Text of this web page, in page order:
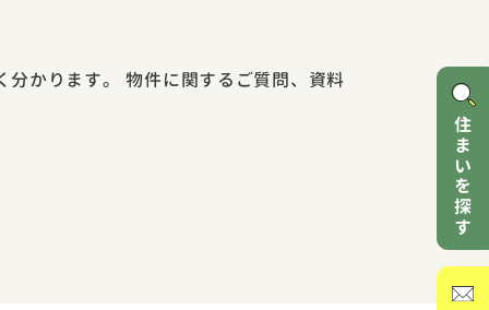
かります。 物件に関するご質問、資料
住まいを探す